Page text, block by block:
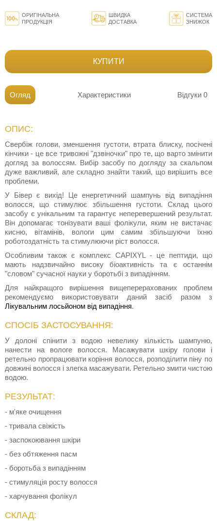
ОРИГІНАЛЬНА
ПРОДУКЦІЯ
ШВИДКА
ДОСТАВКА
СИСТЕМА
ЗНИЖОК
КУПИТИ
Огляд Характеристики Відгуки 0
ОПИС:
Свербіж голови, зменшення густоти, втрата блиску, посічені
кінчики - це все тривожні "дзвіночки" про те, що варто змінити
догляд за волоссям. Вибір засобу по догляду за скальпом
дуже важливий, але складно знайти такий, що вирішить все
проблеми.
У Бівер є вихід! Це енергетичний шампунь від випадіння
волосся, що стимулює збільшення густоти. Склад цього
засобу є унікальним та гарантує неперевершений результат.
Він допомагає тонізувати ваші фолікули, яким не вистачає
кисню, вітамінів, вологи цим самим збільшуючи їхню
роботоздатність та стимулюючи ріст волосся.
Особливим також є комплекс CAPIXYL - це пептиди, що
мають надзвичайно високу біоактивність та є останнім
"словом" сучасної науки у боротьбі з випадінням.
Для найкращого вирішення вищеперерахованих проблем
рекомендуємо використовувати даний засіб разом з
Лікувальним лосьйоном від випадіння.
СПОСІБ ЗАСТОСУВАННЯ:
У долоні спінити з водою невелику кількість шампуню,
нанести на вологе волосся. Масажувати шкіру голови і
ретельно пропрацювати коріння волосся, розподілити піну по
довжині волосся і злегка масажувати. Ретельно змити чистою
водою.
РЕЗУЛЬТАТ:
- м'яке очищення
- тривала свіжість
- заспокоювання шкіри
- без обтяження пасм
- боротьба з випадінням
- стимуляція росту волосся
- харчування фолікул
СКЛАД: